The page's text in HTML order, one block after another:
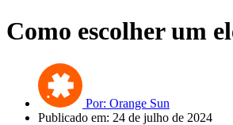
Como escolher um
Por: Orange Sun
Publicado em: 24 de julho de 2024